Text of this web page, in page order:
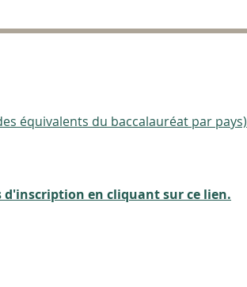
équivalents du baccalauréat par pays)
en cliquant sur ce lien.